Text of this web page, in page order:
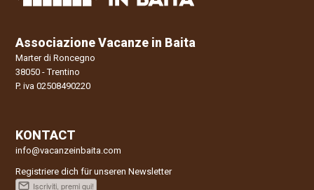
e
Associazione Vacanze in Baita
Marter di Roncegno
38050 - Trentino
P. iva 02508490220
KONTACT
info@vacanzeinbaita.com
Registriere dich für unseren Newsletter